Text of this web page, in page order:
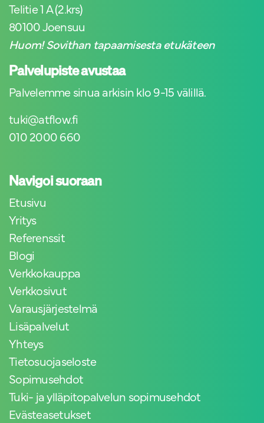
Telitie 1 A (2.krs)
80100 Joensuu
Huom! Sovithan tapaamisesta etukäteen
Palvelupiste avustaa
Palvelemme sinua arkisin klo 9-15 välillä.
tuki@atflow.fi
010 2000 660
Navigoi suoraan
Etusivu
Yritys
Referenssit
Blogi
Verkkokauppa
Verkkosivut
Varausjärjestelmä
Lisäpalvelut
Yhteys
Tietosuojaseloste
Sopimusehdot
Tuki- ja ylläpitopalvelun sopimusehdot
Evästeasetukset